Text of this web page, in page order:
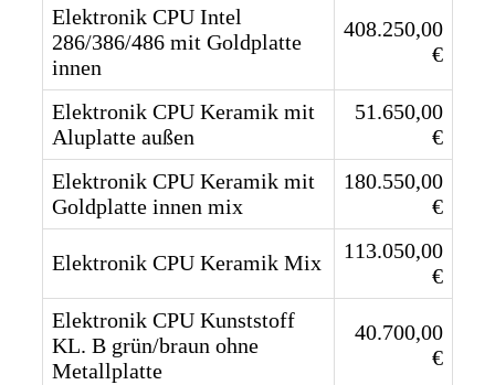
Elektronik CPU Intel
286/386/486 mit Goldplatte
innen
408.250,00
€
Elektronik CPU Keramik mit
Aluplatte außen
51.650,00
€
Elektronik CPU Keramik mit
Goldplatte innen mix
180.550,00
€
Elektronik CPU Keramik Mix
113.050,00
€
Elektronik CPU Kunststoff
KL. B grün/braun ohne
Metallplatte
40.700,00
€